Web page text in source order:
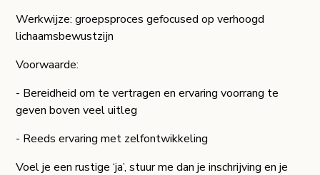
Werkwijze: groepsproces gefocused op verhoogd
lichaamsbewustzijn
Voorwaarde:
- Bereidheid om te vertragen en ervaring voorrang te
geven boven veel uitleg
- Reeds ervaring met zelfontwikkeling
Voel je een rustige ‘ja’, stuur me dan je inschrijving en je